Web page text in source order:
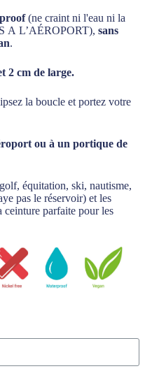
(ne craint ni l'eau ni la
A L’AÉROPORT), sans
.
2 cm de large.
la boucle et portez votre
ou à un portique de
équitation, ski, nautisme,
pas le réservoir) et les
ceinture parfaite pour les